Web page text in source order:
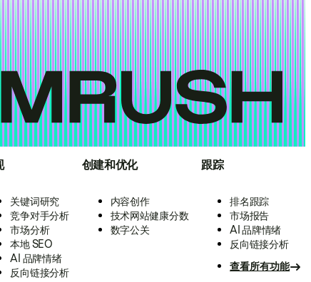
关键词研究
竞争对手分析
市场分析
本地 SEO
AI 品牌情绪
反向链接分析
创建和优化
内容创作
技术网站健康分数
数字公关
跟踪
排名跟踪
市场报告
AI 品牌情绪
反向链接分析
查看所有功能